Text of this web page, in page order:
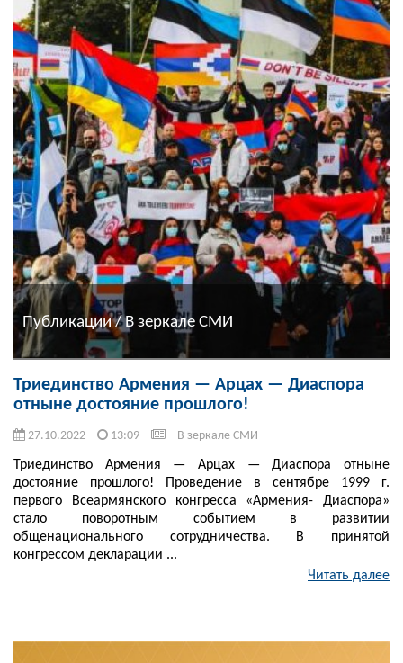
Публикации / В зеркале СМИ
Триединство Армения — Арцах — Диаспора
отныне достояние прошлого!
27.10.2022 13:09 В зеркале СМИ
Триединство Армения — Арцах — Диаспора отныне
достояние прошлого! Проведение в сентябре 1999 г.
первого Всеармянского конгресса «Армения- Диаспора»
стало поворотным событием в развитии
общенационального сотрудничества. В принятой
конгрессом декларации ...
Читать далее